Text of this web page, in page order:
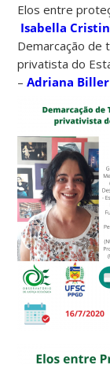
Elos entre
Isabella
Demarcação de
privatista do
–Adriana Biller